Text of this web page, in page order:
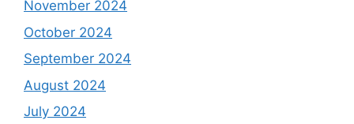
November 2024
October 2024
September 2024
August 2024
July 2024